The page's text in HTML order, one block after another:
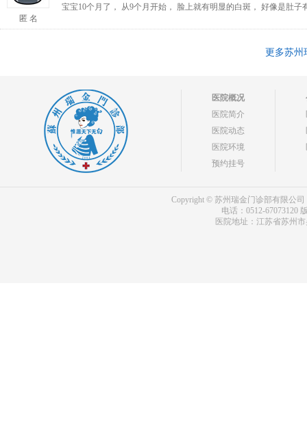
匿 名
宝宝10个月了， 从9个月开始， 脸上就有明显的白斑， 好像是肚
更多苏州
医院概况
医院简介
医院动态
医院环境
预约挂号
Copyright © 苏州瑞金门诊部有限公司
电话：0512-67073120
医院地址：江苏省苏州